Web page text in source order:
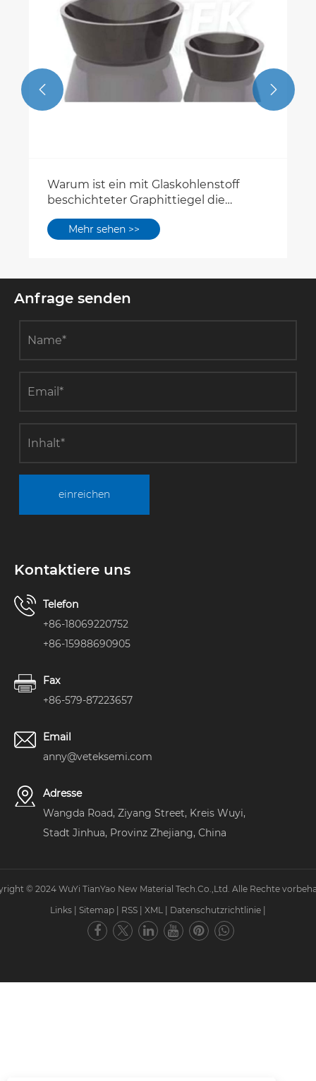
Warum ist ein mit Glaskohlenstoff
beschichteter Graphittiegel die
Halbleiter- und
Mehr sehen >>
 
Anfrage senden
einreichen
Kontaktiere uns
Telefon
+86-18069220752
+86-15988690905
Fax
+86-579-87223657
Email
anny@veteksemi.com
Adresse
Wangda Road, Ziyang Street, Kreis Wuyi,
Stadt Jinhua, Provinz Zhejiang, China
© 2024 WuYi TianYao New Material Tech.Co.,Ltd. Alle Rechte
Links
Sitemap RSS XML Datenschutzrichtlinie